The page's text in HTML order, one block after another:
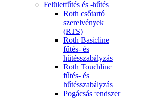
Felületfűtés és -hűtés
Roth csőtartó
szerelvények
(RTS)
Roth Basicline
fűtés- és
hűtésszabályzás
Roth Touchline
fűtés- és
hűtésszabályzás
Pogácsás rendszer